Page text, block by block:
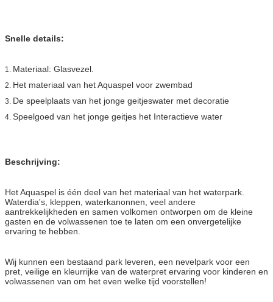
Snelle details:
1. Materiaal: Glasvezel.
2. Het materiaal van het Aquaspel voor zwembad
3. De speelplaats van het jonge geitjeswater met decoratie
4. Speelgoed van het jonge geitjes het Interactieve water
Beschrijving:
Het Aquaspel is één deel van het materiaal van het waterpark.
Waterdia's, kleppen, waterkanonnen, veel andere
aantrekkelijkheden en samen volkomen ontworpen om de kleine
gasten en de volwassenen toe te laten om een onvergetelijke
ervaring te hebben.
Wij kunnen een bestaand park leveren, een nevelpark voor een
pret, veilige en kleurrijke van de waterpret ervaring voor kinderen en
volwassenen van om het even welke tijd voorstellen!